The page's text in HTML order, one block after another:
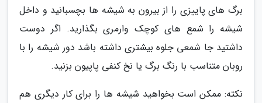
برگ های پاییزی را از بیرون به شیشه ها بچسبانید و داخل
شیشه را شمع های کوچک وارمری بگذارید. اگر دوست
داشتید جا شمعی جلوه بیشتری داشته باشد دور شیشه را با
روبان متناسب با رنگ برگ یا نخ کنفی پاپیون بزنید.
نکته: ممکن است بخواهید شیشه ها را برای کار دیگری هم